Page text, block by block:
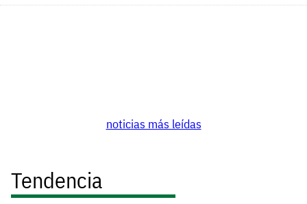
noticias más leídas
Tendencia